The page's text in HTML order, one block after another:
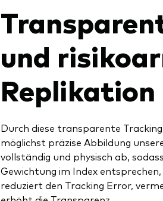
und
Replikation
Durch diese transparente
möglichst präzise Abbildung
vollständig und physisch ab,
Gewichtung im Index
reduziert den Tracking Error,